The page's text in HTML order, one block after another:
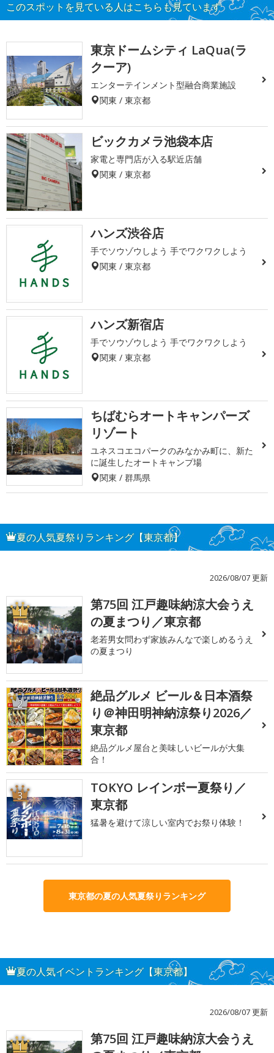
このスポットを見ている人はこちらも見ています
東京ドームシティ LaQua(ラ
クーア)
エンターテインメント型融合商業施設
関東 / 東京都
ビックカメラ池袋本店
家電と専門店が入る駅近店舗
関東 / 東京都
ハンズ渋谷店
手でソウゾウしよう 手でワクワクしよう
関東 / 東京都
ハンズ新宿店
手でソウゾウしよう 手でワクワクしよう
関東 / 東京都
ちばむらオートキャンパーズ
リゾート
ユネスコエコパークのみなかみ町に、新た
に誕生したオートキャンプ場
関東 / 群馬県
夏の人気夏祭りランキング【東京都】
2026/08/07 更新
1
第75回 江戸趣味納涼大会うえ
の夏まつり／東京都
老若男女問わず家族みんなで楽しめるうえ
の夏まつり
2
絶品グルメ ビール＆日本酒祭
り＠神田明神納涼祭り2026／
東京都
絶品グルメ屋台と美味しいビールが大集
合！
3
TOKYO レインボー夏祭り／
東京都
猛暑を避けて涼しい室内でお祭り体験！
東京都の夏の人気夏祭りランキング
夏の人気イベントランキング【東京都】
2026/08/07 更新
1
第75回 江戸趣味納涼大会うえ